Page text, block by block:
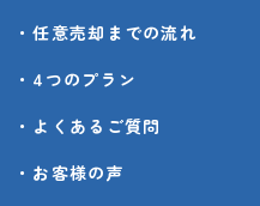
・任意売却までの流れ
・4つのプラン
・よくあるご質問
・お客様の声